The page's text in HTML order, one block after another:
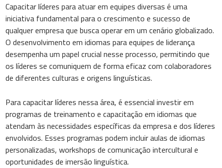
Capacitar líderes para atuar em equipes diversas é uma
iniciativa fundamental para o crescimento e sucesso de
qualquer empresa que busca operar em um cenário globalizado.
O desenvolvimento em idiomas para equipes de liderança
desempenha um papel crucial nesse processo, permitindo que
os líderes se comuniquem de forma eficaz com colaboradores
de diferentes culturas e origens linguísticas.
Para capacitar líderes nessa área, é essencial investir em
programas de treinamento e capacitação em idiomas que
atendam às necessidades específicas da empresa e dos líderes
envolvidos. Esses programas podem incluir aulas de idiomas
personalizadas, workshops de comunicação intercultural e
oportunidades de imersão linguística.